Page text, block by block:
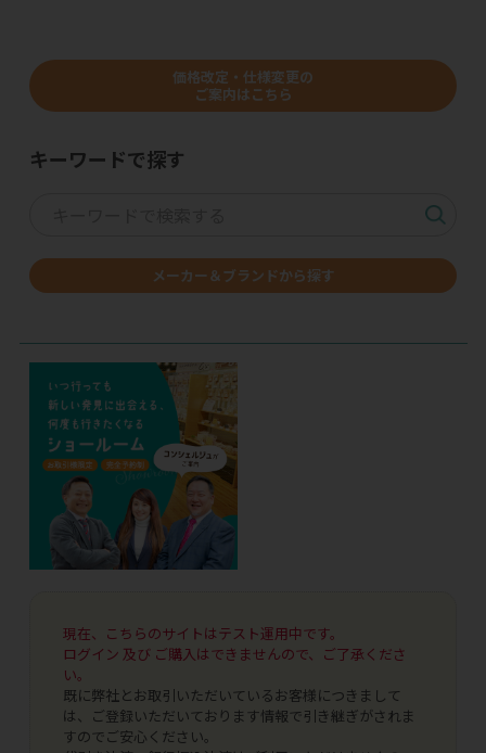
価格改定・仕様変更の
ご案内はこちら
キーワードで探す
メーカー＆ブランドから探す
現在、こちらのサイトはテスト運用中です。
ログイン 及び ご購入はできませんので、ご了承くださ
い。
既に弊社とお取引いただいているお客様につきまして
は、ご登録いただいております情報で引き継ぎがされま
すのでご安心ください。